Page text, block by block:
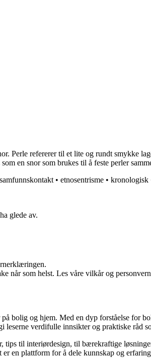
Perle refererer til et lite og rundt smykke
en snor som brukes til å feste perler
samfunnskontakt • etnosentrisme • kronologisk
glede av.
når som helst. Les våre vilkår og
bolig og hjem. Med en dyp forståelse for
leserne verdifulle innsikter og praktiske råd
til interiørdesign, til bærekraftige
en plattform for å dele kunnskap og